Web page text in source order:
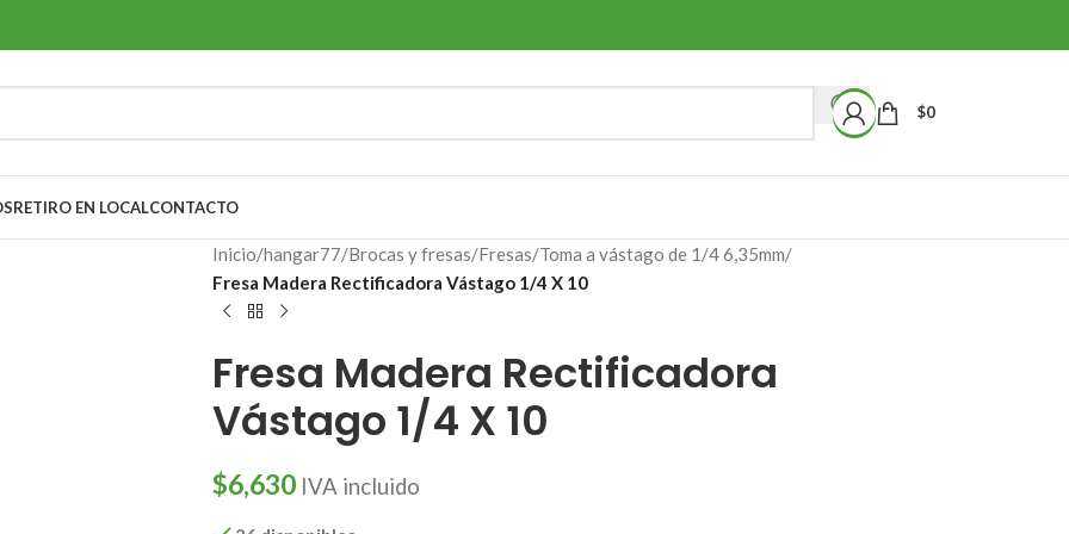
$0
RETIRO EN LOCALCONTACTO
Inicio/hangar77/Brocas y fresas/Fresas/Toma a vástago de 1/4 6,35mm/
Fresa Madera Rectificadora Vástago 1/4 X 10
Fresa Madera Rectificadora
Vástago 1/4 X 10
$6,630 IVA incluido